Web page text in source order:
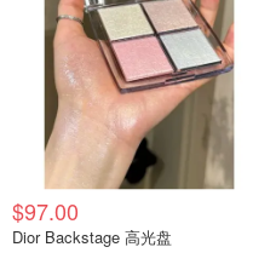
$97.00
Dior Backstage 高光盘